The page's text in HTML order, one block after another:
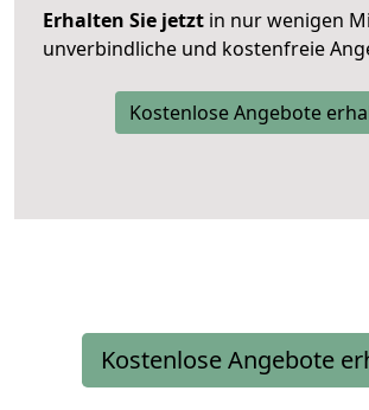
Erhalten Sie jetzt in nur wenigen
unverbindliche und kostenfreie
Kostenlose Angebote
Kostenlose Angebote